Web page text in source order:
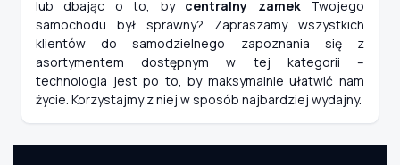
lub dbając o to, by centralny zamekTwojego
samochodu był sprawny? Zapraszamy wszystkich
klientów do samodzielnego zapoznania się z
asortymentem dostępnym w tej kategorii –
technologia jest po to, by maksymalnie ułatwić nam
życie. Korzystajmy z niej w sposób najbardziej wydajny.